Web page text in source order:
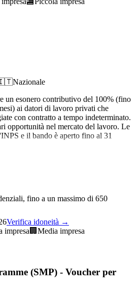
Nazionale
un esonero contributivo del 100% (fino
ai datori di lavoro privati che
con contratto a tempo indeterminato.
opportunità nel mercato del lavoro. Le
e il bando è aperto fino al 31
fino a un massimo di 650
Verifica idoneità →
impresa 🏢 Media impresa
(SMP) - Voucher per